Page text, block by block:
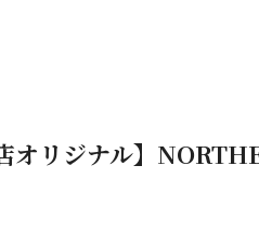
オリジナル】